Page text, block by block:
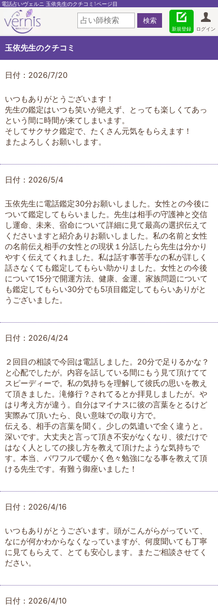
電話占いヴェルニ 玉依先生のクチコミ1ページ目
ログイン
新規登録
玉依先生のクチコミ
日付：2026/7/20
いつもありがとうございます！
先生の鑑定はいつも笑いが絶えず、とっても楽しくてあっ
という間に時間が来てしまいます。
そしてサクサク鑑定で、たくさん元気をもらえます！
またよろしくお願いします。
日付：2026/5/4
玉依先生に電話鑑定30分お願いしました。女性との今後に
ついて鑑定してもらいました。先生は相手の守護神と交信
し運命、未来、宿命について詳細に見て最高の選択伝えて
くださいますと紹介ありお願いしました。私の名前と女性
の名前伝え相手の女性との現状１分話したら先生は分かり
やすく伝えてくれました。私は話す事苦手なの私が詳しく
話さなくても鑑定してもらい助かりました。女性との今後
について15分で開運方法、健康、金運、家族問題について
も鑑定してもらい30分でも5項目鑑定してもらいありがと
うございました。
日付：2026/4/24
２回目の相談で今回は電話しました。20分で足りるかな？
と心配でしたが。内容を話している間にもう見て頂けてて
スピーディーで。私の気持ちを理解して彼氏の思いを教え
て頂きました。滝修行？されてるとか拝見しましたが。や
はり考え方が違う。自分はマイナスに彼の言葉をとるけど
実際みて頂いたら、良い意味での取り方で。
伝える、相手の言葉を聞く。少しの気遣いで全く違うと。
深いです。大丈夫と言って頂き不安がなくなり、彼だけで
はなく人としての接し方を教えて頂けたような気持ちで
す。本当、パワフルで暖かく色々勉強になる事を教えて頂
ける先生です。有難う御座いました！
日付：2026/4/16
いつもありがとうございます。頭がこんがらがっていて、
なにが何かわからなくなっていますが、何度聞いても丁寧
に見てもらえて、とても安心します。またご相談させてく
ださい。
日付：2026/4/10